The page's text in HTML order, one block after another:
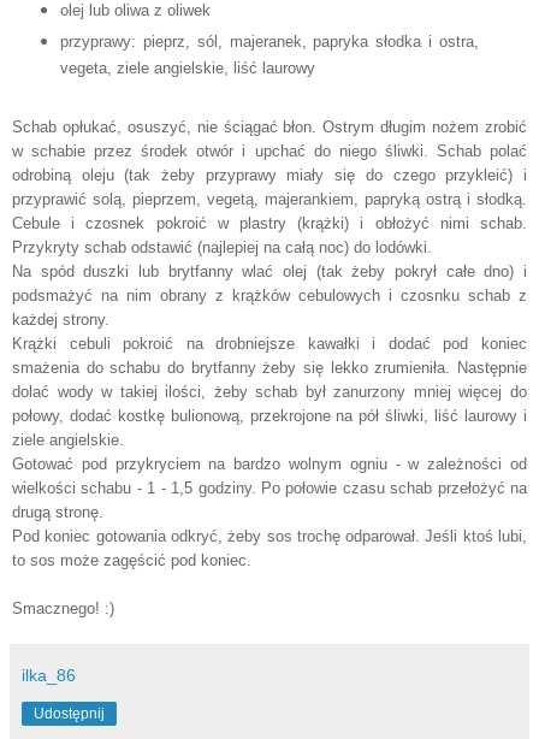
olej lub oliwa z oliwek
przyprawy: pieprz, sól, majeranek, papryka słodka i ostra,
vegeta, ziele angielskie, liść laurowy
Schab opłukać, osuszyć, nie ściągać błon. Ostrym długim nożem zrobić
w schabie przez środekotwór i upchać do niego śliwki. Schab polać
odrobiną oleju (tak żeby przyprawy miały się do czego przykleić) i
przyprawić solą, pieprzem, vegetą, majerankiem, papryką ostrą i słodką.
Cebule i czosnek pokroić w plastry (krążki) i obłożyć nimi schab.
Przykryty schab odstawić (najlepiej na całą noc) do lodówki.
Na spód duszki lub brytfanny wlać olej (tak żeby pokrył całe dno) i
podsmażyć na nim obrany z krążków cebulowych i czosnku schab z
każdej strony.
Krążki cebuli pokroić na drobniejsze kawałki i dodać pod koniec
smażenia do schabu do brytfanny żeby się lekko zrumieniła. Następnie
dolać wody w takiej ilości, żeby schab był zanurzony mniej więcej do
połowy, dodać kostkę bulionową, przekrojone na pół śliwki, liść laurowy i
ziele angielskie.
Gotować pod przykryciem na bardzo wolnym ogniu - w zależności od
wielkości schabu - 1 - 1,5 godziny. Po połowie czasu schab przełożyć na
drugą stronę.
Pod koniec gotowania odkryć, żeby sos trochę odparował. Jeśli ktoś lubi,
to sos może zagęścić pod koniec.
Smacznego! :)
ilka_86
Udostępnij